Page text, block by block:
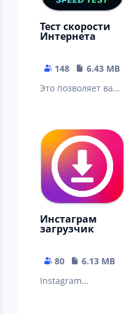
Тест скорости
Интернета
148
6.43 MB
Это позволяет вам
скорость вашего
интернета в
любом мес
Инстаграм
загрузчик
80
6.13 MB
Instagram